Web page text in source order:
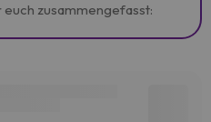
euch zusammengefasst: